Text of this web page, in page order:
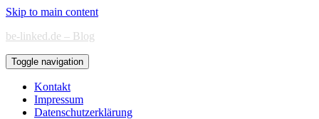
Skip to main content
be-linked.de – Blog
Toggle navigation
Kontakt
Impressum
Datenschutzerklärung